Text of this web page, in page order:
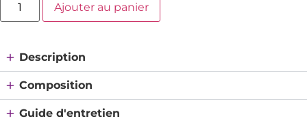
Ajouter au panier
Description
Composition
Guide d'entretien